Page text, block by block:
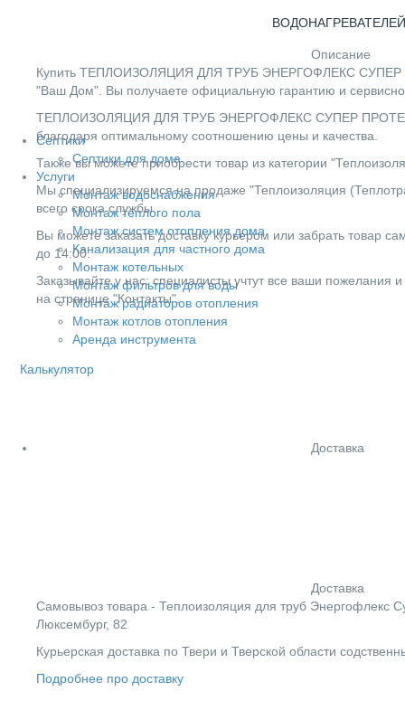
ВОДОНАГРЕВАТЕЛЕЙ
Септики
Септики для дома
Услуги
Монтаж водоснабжения
Монтаж теплого пола
Монтаж систем отопления дома
Канализация для частного дома
Монтаж котельных
Монтаж фильтров для воды
Монтаж радиаторов отопления
Монтаж котлов отопления
Аренда инструмента
Калькулятор
Описание
Купить ТЕПЛОИЗОЛЯЦИЯ ДЛЯ ТРУБ ЭНЕРГОФЛЕКС СУПЕР
"Ваш Дом". Вы получаете официальную гарантию и
ТЕПЛОИЗОЛЯЦИЯ ДЛЯ ТРУБ ЭНЕРГОФЛЕКС СУПЕР ПРОТЕКТ
благодаря оптимальному соотношению цены и качества.
Также вы можете приобрести товар из категории
Мы специализируемся на продаже "Теплоизоляция
всего срока службы.
Вы можете заказать доставку курьером или забрать товар
до 14:00.
Заказывайте у нас: специалисты учтут все ваши
на странице "Контакты".
Доставка
Доставка
Cамовывоз товара - Теплоизоляция для труб Энергофлекс
Люксембург, 82
Курьерская доставка по Твери и Тверской области
Подробнее про доставку